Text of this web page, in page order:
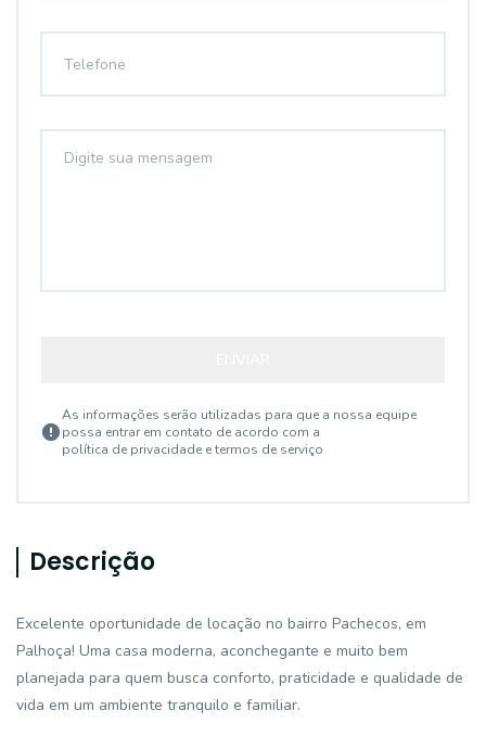
As informações serão utilizadas para que a nossa equipe
possa entrar em contato de acordo com a
política de privacidade e termos de serviço
Descrição
Excelente oportunidade de locação no bairro Pachecos, em
Palhoça! Uma casa moderna, aconchegante e muito bem
planejada para quem busca conforto, praticidade e qualidade de
vida em um ambiente tranquilo e familiar.